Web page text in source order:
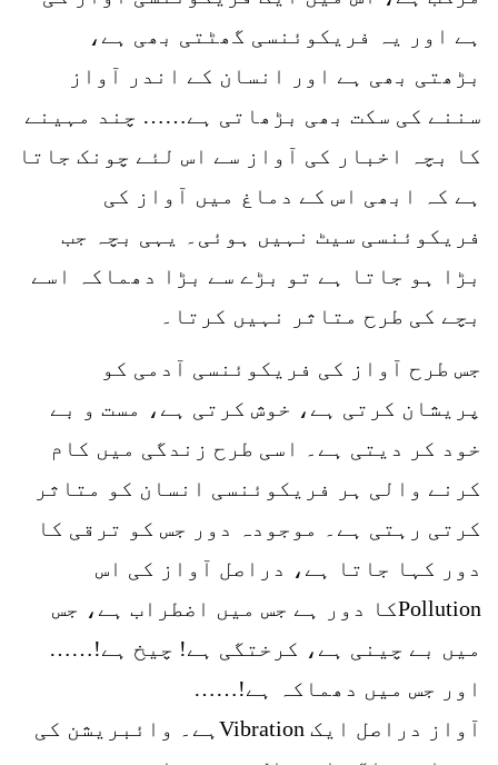
ہے اور یہ فریکوئنسی گھٹتی بھی ہے،
بڑھتی بھی ہے اور انسان کے اندر آواز
سننے کی سکت بھی بڑھاتی ہے…… چند مہینے
کا بچہ اخبار کی آواز سے اس لئے چونک جاتا
ہے کہ ابھی اس کے دماغ میں آواز کی
فریکوئنسی سیٹ نہیں ہوئی۔ یہی بچہ جب
بڑا ہو جاتا ہے تو بڑے سے بڑا دھماکہ اسے
بچے کی طرح متاثر نہیں کرتا۔
جس طرح آواز کی فریکوئنسی آدمی کو
پریشان کرتی ہے، خوش کرتی ہے، مست و بے
خود کر دیتی ہے۔ اسی طرح زندگی میں کام
کرنے والی ہر فریکوئنسی انسان کو متاثر
کرتی رہتی ہے۔ موجودہ دور جس کو ترقی کا
دور کہا جاتا ہے، دراصل آواز کی اس
Pollutionکا دور ہے جس میں اضطراب ہے، جس
میں بے چینی ہے، کرختگی ہے! چیخ ہے!……
اور جس میں دھماکہ ہے!……
آواز دراصل ایک Vibrationہے۔ وائبریشن کی